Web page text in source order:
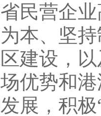
营企业
本、坚
建设，
优势和
展，积